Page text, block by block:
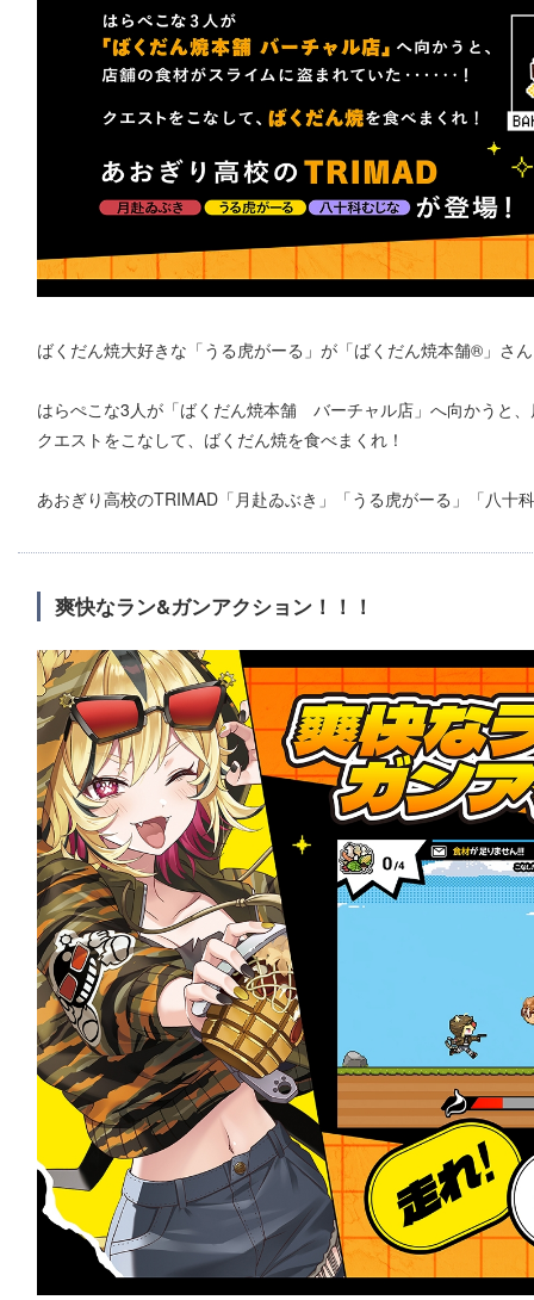
ばくだん焼大好きな「うる虎がーる」が「ばくだん焼本舗®」さ
はらぺこな3人が「ばくだん焼本舗 バーチャル店」へ向かうと
クエストをこなして、ばくだん焼を食べまくれ！
あおぎり高校のTRIMAD「月赴ゐぶき」「うる虎がーる」「八十
爽快なラン&ガンアクション！！！